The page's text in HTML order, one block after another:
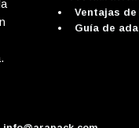
Ventajas
Guía de